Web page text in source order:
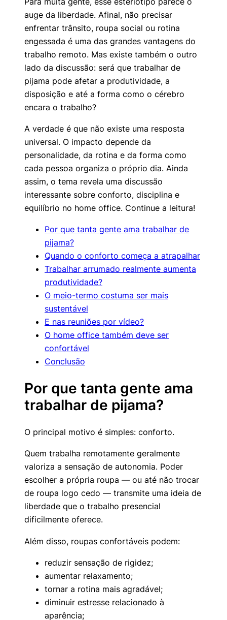
auge da liberdade. Afinal, não precisar
enfrentar trânsito, roupa social ou rotina
engessada é uma das grandes vantagens do
trabalho remoto. Mas existe também o outro
lado da discussão: será que trabalhar de
pijama pode afetar a produtividade, a
disposição e até a forma como o cérebro
encara o trabalho?
A verdade é que não existe uma resposta
universal. O impacto depende da
personalidade, da rotina e da forma como
cada pessoa organiza o próprio dia. Ainda
assim, o tema revela uma discussão
interessante sobre conforto, disciplina e
equilíbrio no home office. Continue a leitura!
Por que tanta gente ama trabalhar de
pijama?
Quando o conforto começa a atrapalhar
Trabalhar arrumado realmente aumenta
produtividade?
O meio-termo costuma ser mais
sustentável
E nas reuniões por vídeo?
O home office também deve ser
confortável
Conclusão
Por que tanta gente ama
trabalhar de pijama?
O principal motivo é simples: conforto.
Quem trabalha remotamente geralmente
valoriza a sensação de autonomia. Poder
escolher a própria roupa — ou até não trocar
de roupa logo cedo — transmite uma ideia de
liberdade que o trabalho presencial
dificilmente oferece.
Além disso, roupas confortáveis podem:
reduzir sensação de rigidez;
aumentar relaxamento;
tornar a rotina mais agradável;
diminuir estresse relacionado à
aparência;